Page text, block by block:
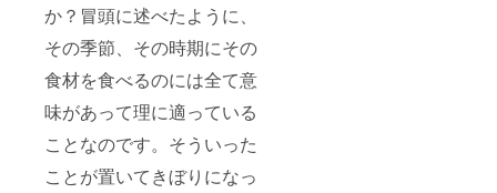
か？冒頭に述べたように、
その季節、その時期にその
食材を食べるのには全て意
味があって理に適っている
ことなのです。そういった
ことが置いてきぼりになっ